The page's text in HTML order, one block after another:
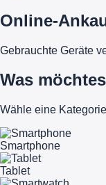
Online-
Gebrauchte Geräte
Was
Wähle eine
Smartphone
Tablet